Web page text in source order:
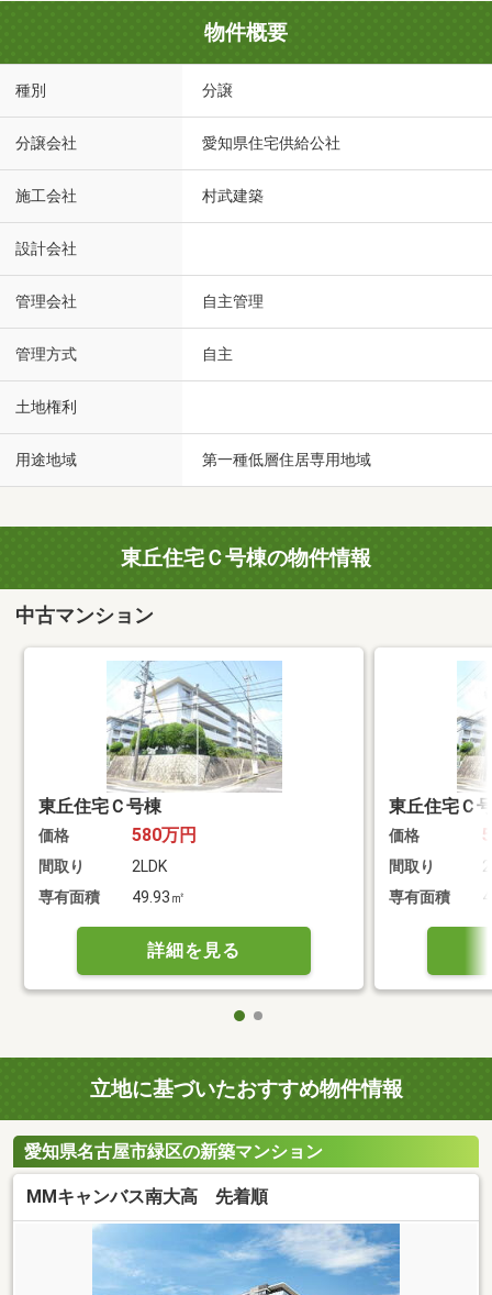
物件概要
種別 分譲
分譲会社 愛知県住宅供給公社
施工会社 村武建築
設計会社
管理会社 自主管理
管理方式 自主
土地権利
用途地域 第一種低層住居専用地域
東丘住宅Ｃ号棟の物件情報
中古マンション
東丘住宅Ｃ号棟
価格 580万円
間取り
2LDK
専有面積
49.93㎡
詳細を見る
東丘住宅Ｃ
価格
間取り
専有面積
立地に基づいたおすすめ物件情報
愛知県名古屋市緑区の新築マンション
MMキャンバス南大高 先着順